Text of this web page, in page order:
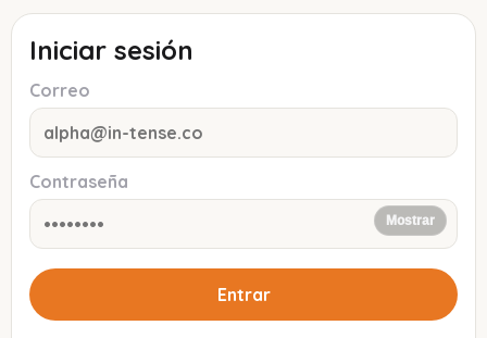
Iniciar sesión
Correo
Contraseña
Mostrar
Entrar